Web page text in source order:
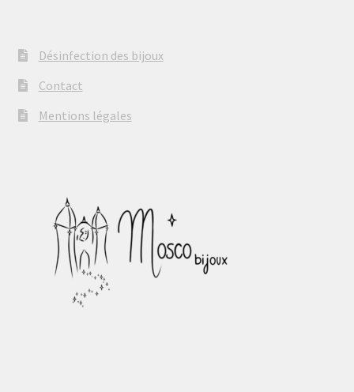
Désinfection des bijoux
Contact
Mentions légales